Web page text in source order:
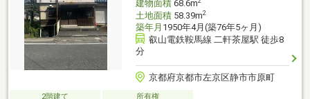
建物面積68.6m
土地面積58.39m2
築年月 1950年4月(築76年5ヶ月)
叡山電鉄鞍馬線 二軒茶屋駅 徒歩8
分
京都府京都市左京区静市市原町
2階建て 所有権